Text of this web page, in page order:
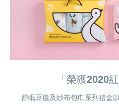
「榮獲2020
舒眠豆毯及紗布包巾系列禮盒